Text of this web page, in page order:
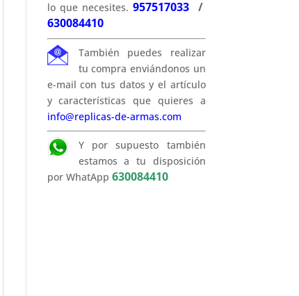
lo que necesites.957517033 /
630084410
También puedes realizar
tu compra enviándonos un
e-mail con tus datos y el artículo
y características que quieres a
info@replicas-de-armas.com
Y por supuesto también
estamos a tu disposición
por WhatApp 630084410